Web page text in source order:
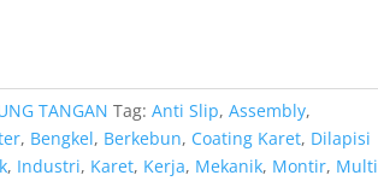
TANGAN Tag: Anti Slip, Assembly,
, Bengkel, Berkebun, Coating Karet, Dilapisi
, Industri, Karet, Kerja, Mekanik, Montir, Multi